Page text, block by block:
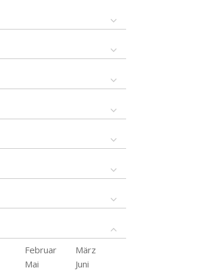
Februar
März
Mai
Juni